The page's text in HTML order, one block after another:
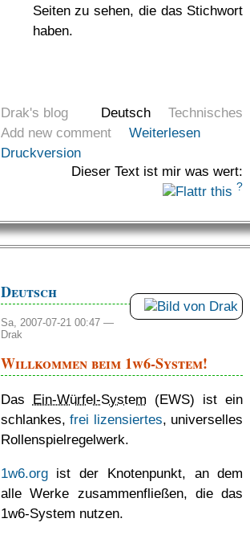
Seiten zu sehen, die das Stichwort
haben.
Deutsch Technisches
Drak's blog
Add new comment
Weiterlesen
Druckversion
Dieser Text ist mir was wert:
?
Deutsch
Sa, 2007-07-21 00:47 —
Drak
Willkommen beim 1w6-System!
Das Ein-Würfel-System (EWS) ist ein
schlankes,frei lizensiertes, universelles
Rollen­spiel­regel­werk.
1w6.orgist der Knotenpunkt, an dem
alle Werke zusammenfließen, die das
1w6-System nutzen.